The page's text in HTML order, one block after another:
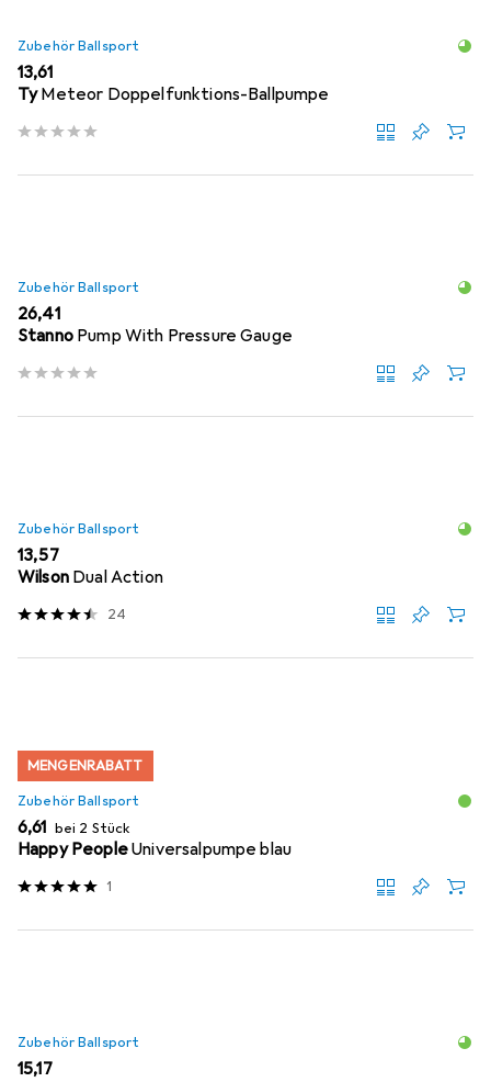
Zubehör Ballsport
EUR
13,61
TyMeteor Doppelfunktions-Ballpumpe
Zubehör Ballsport
EUR
26,41
Stanno Pump With Pressure Gauge
Zubehör Ballsport
EUR
13,57
Wilson Dual Action
24
MENGENRABATT
Zubehör Ballsport
EUR
6,61 bei 2 Stück
Happy PeopleUniversalpumpe blau
1
Zubehör Ballsport
EUR
15,17